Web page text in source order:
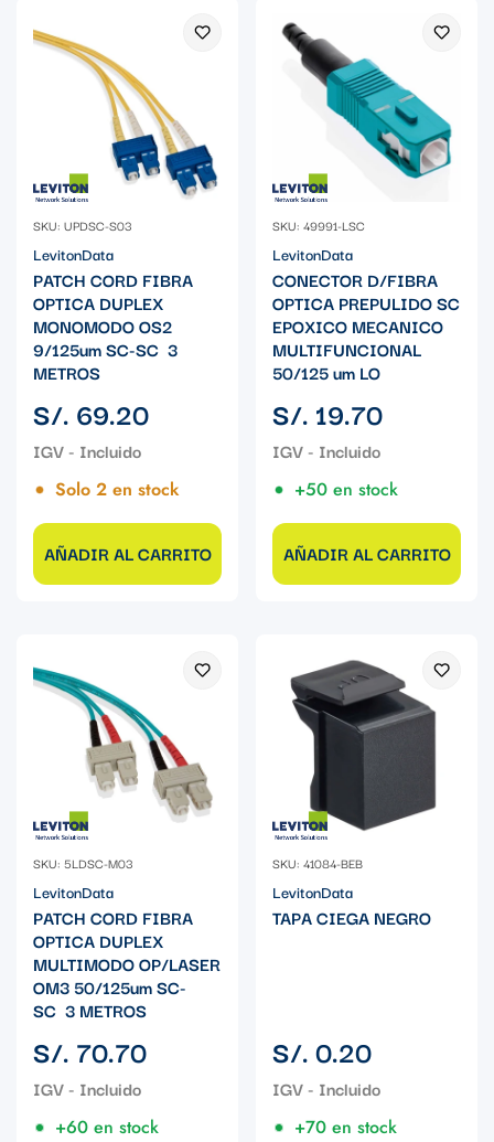
SKU: UPDSC-S03
LevitonData
PATCH CORD FIBRA
OPTICA DUPLEX
MONOMODO OS2
9/125um SC-SC 3
METROS
Precio
regular
S/. 69.20
Solo 2 en stock
AÑADIR AL CARRITO
SKU: 49991-LSC
LevitonData
CONECTOR D/FIBRA
OPTICA PREPULIDO SC
EPOXICO MECANICO
MULTIFUNCIONAL
50/125 um LO
Precio
regular
S/. 19.70
+50 en stock
AÑADIR AL CARRITO
SKU: 5LDSC-M03
LevitonData
PATCH CORD FIBRA
OPTICA DUPLEX
MULTIMODO OP/LASER
OM3 50/125um SC-
SC 3 METROS
Precio
regular
S/. 70.70
+60 en stock
SKU: 41084-BEB
LevitonData
TAPA CIEGA NEGRO
Precio
regular
S/. 0.20
+70 en stock